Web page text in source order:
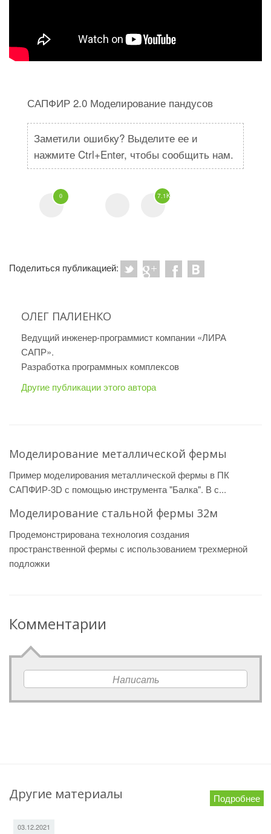
САПФИР 2.0 Моделирование пандусов
Заметили ошибку? Выделите ее и
нажмите Ctrl+Enter, чтобы сообщить нам.
0 7.1K
Поделиться публикацией:
ОЛЕГ ПАЛИЕНКО
Ведущий инженер-программист компании «ЛИРА
САПР».
Разработка программных комплексов
Другие публикации этого автора
Моделирование металлической фермы
Пример моделирования металлической фермы в ПК
САПФИР-3D с помощью инструмента "Балка". В с...
Моделирование стальной фермы 32м
Продемонстрирована технология создания
пространственной фермы с использованием трехмерной
подложки
Комментарии
Написать
Другие материалы Подробнее
03.12.2021